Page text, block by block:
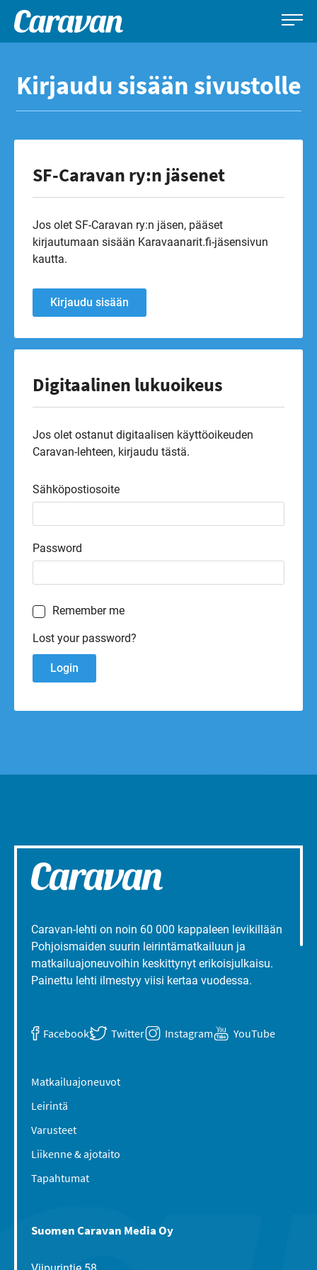
sisältöön
Caravan-
Leirintämatkailun
Kirjaudu sisään sivustolle
SF-Caravan ry:n jäsenet
Jos olet SF-Caravan ry:n jäsen, pääset
kirjautumaan sisään Karavaanarit.fi-jäsensivun
kautta.
Kirjaudu sisään
Digitaalinen lukuoikeus
Jos olet ostanut digitaalisen käyttöoikeuden
Caravan-lehteen, kirjaudu tästä.
Sähköpostiosoite
Password
Remember me
Lost your password?
Caravan-lehti on noin 60 000 kappaleen levikillään
Pohjoismaiden suurin leirintämatkailuun ja
matkailuajoneuvoihin keskittynyt erikoisjulkaisu.
Painettu lehti ilmestyy viisi kertaa vuodessa.
Facebook Twitter Instagram YouTube
Matkailuajoneuvot
Leirintä
Varusteet
Liikenne & ajotaito
Tapahtumat
Suomen Caravan Media Oy